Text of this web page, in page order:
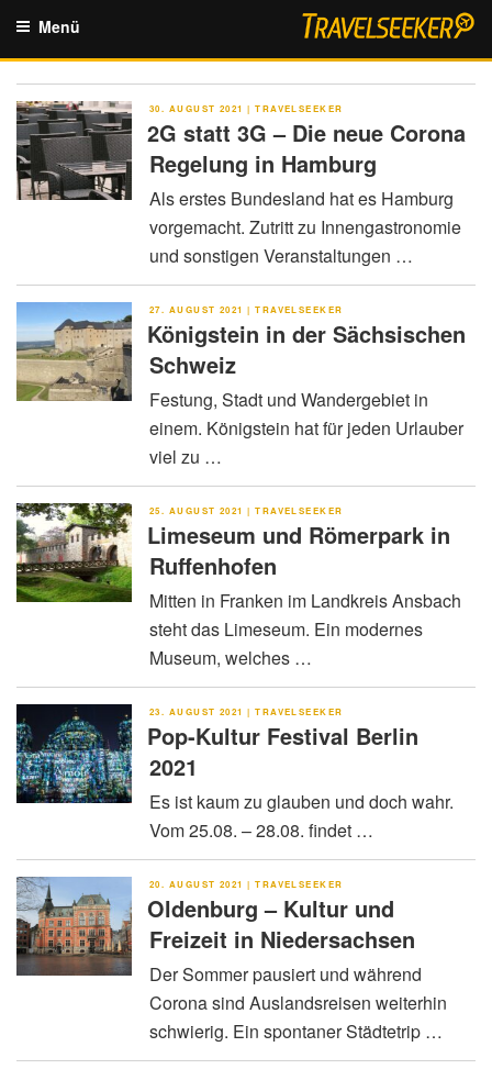
Inhalt
springen
Menü
VERÖFFENTLICHT
30. AUGUST 2021 |TRAVELSEEKER
2G statt 3G – Die neue Corona
Regelung in Hamburg
Als erstes Bundesland hat es Hamburg
vorgemacht. Zutritt zu Innengastronomie
und sonstigen Veranstaltungen …
VERÖFFENTLICHT
27. AUGUST 2021 |TRAVELSEEKER
Königstein in der Sächsischen
Schweiz
Festung, Stadt und Wandergebiet in
einem. Königstein hat für jeden Urlauber
viel zu …
VERÖFFENTLICHT
25. AUGUST 2021 |TRAVELSEEKER
Limeseum und Römerpark in
Ruffenhofen
Mitten in Franken im Landkreis Ansbach
steht das Limeseum. Ein modernes
Museum, welches …
VERÖFFENTLICHT
23. AUGUST 2021 |TRAVELSEEKER
Pop-Kultur Festival Berlin
2021
Es ist kaum zu glauben und doch wahr.
Vom 25.08. – 28.08. findet …
VERÖFFENTLICHT
20. AUGUST 2021 |TRAVELSEEKER
Oldenburg – Kultur und
Freizeit in Niedersachsen
Der Sommer pausiert und während
Corona sind Auslandsreisen weiterhin
schwierig. Ein spontaner Städtetrip …